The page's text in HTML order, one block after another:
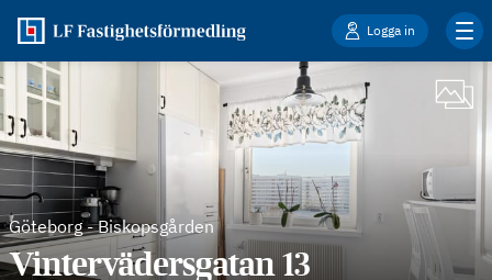
Logga in
Göteborg-Biskopsgården
Vintervädersgatan 13